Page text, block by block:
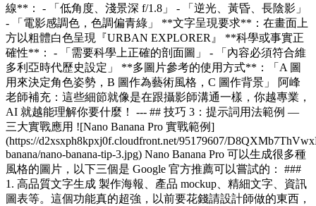
線**： - 「低角度、淺景深 f/1.8」 - 「逆光、黃昏、長陰影」
- 「電影感調色，色調偏青綠」 **文字呈現要求**：在畫面上
方以粗體白色呈現『URBAN EXPLORER』 **科學或事實正
確性**： - 「需要科學上正確的剖面圖」 - 「內容必須符合維
多利亞時代歷史設定」 **多圖片參考的使用方式**：「A 圖
用來決定角色姿勢，B 圖作為藝術風格，C 圖作背景」 阿峰
老師補充：這些細節就像是在跟攝影師溝通一樣，你越專業，
AI 就越能理解你要什麼！ --- ## 技巧 3：提示詞用法範例 —
三大實戰應用 ![Nano Banana Pro 實戰範例]
(https://d2xsxph8kpxj0f.cloudfront.net/95179607/
banana/nano-banana-tip-3.jpg) Nano Banana Pro 可以生成很多種
風格的圖片，以下三個是 Google 官方推薦可以嘗試的： ###
1. 高品質文字生成 製作海報、產品 mockup、精細文字、資訊
圖表等。這個功能真的超強，以前要花錢請設計師做的東西，